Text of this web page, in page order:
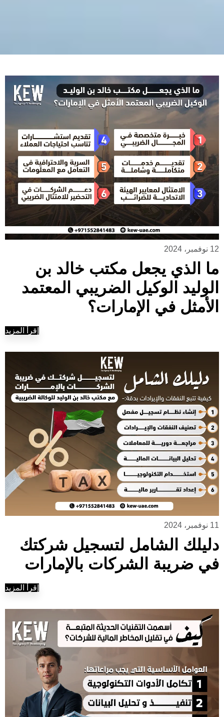
12 نوفمبر، 2024
ما الذي يجعل مكتب خالد بن
الوليد الوكيل الضريبي المعتمد
الأمثل في الإمارات؟
إقرأ المزيد
11 نوفمبر، 2024
دليلك الشامل لتسجيل شركتك
في ضريبة الشركات بالإمارات
إقرأ المزيد